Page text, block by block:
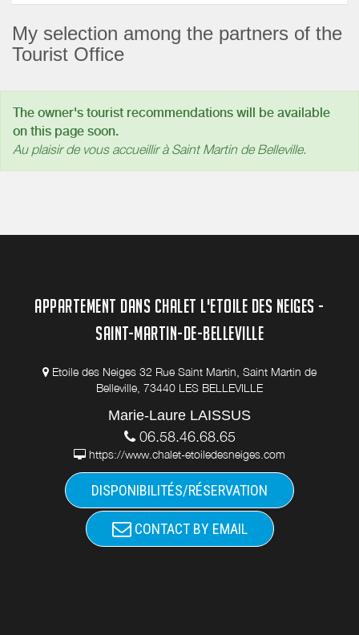
My selection among the partners of the
Tourist Office
The owner's tourist recommendations will be available
on this page soon.
Au plaisir de vous accueillir à Saint Martin de Belleville.
APPARTEMENT DANS CHALET L'ETOILE DES NEIGES -
SAINT-MARTIN-DE-BELLEVILLE
Etoile des Neiges 32 Rue Saint Martin, Saint Martin de
Belleville, 73440 LES BELLEVILLE
Marie-Laure LAISSUS
06.58.46.68.65
https://www.chalet-etoiledesneiges.com
DISPONIBILITÉS/RÉSERVATION
CONTACT BY EMAIL